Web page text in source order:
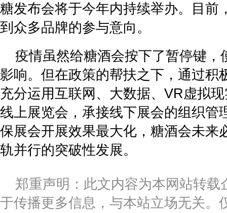
糖发布会将于今年内持续举办。目前
到众多品牌的参与意向。
疫情虽然给糖酒会按下了暂停键，
影响。但在政策的帮扶之下，通过积
充分运用互联网、大数据、VR虚拟
线上展览会，承接线下展会的组织管
保展会开展效果最大化，糖酒会未来
轨并行的突破性发展。
郑重声明：此文内容为本网站转载
于传播更多信息，与本站立场无关。